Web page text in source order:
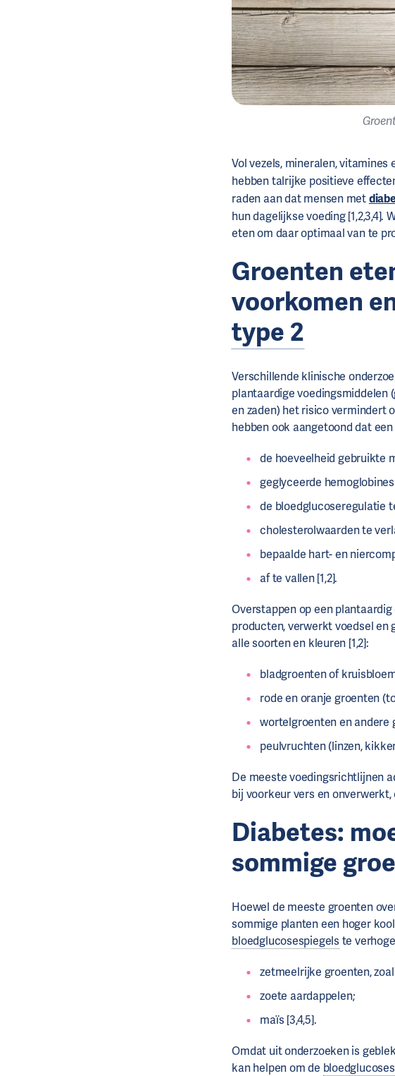
Vol vezels, mineralen,
hebben talrijke positieve
raden aan dat mensen met
hun dagelijkse voeding [1,2,3,4].
eten om daar optimaal van te
Groenten
voorkomen
type 2
Verschillende klinische
plantaardige voedingsmiddelen
en zaden) het risico vermindert
hebben ook aangetoond dat
de hoeveelheid gebruikte
geglyceerde
de bloedglucoseregulatie
cholesterolwaarden te
bepaalde hart- en
af te vallen [1,2].
Overstappen op een
producten, verwerkt voedsel en
alle soorten en kleuren [1,2]:
bladgroenten of
rode en oranje groenten
wortelgroenten en andere
peulvruchten (linzen,
De meeste voedingsrichtlijnen
bij voorkeur vers en
Diabetes:
sommige
Hoewel de meeste groenten
sommige planten een hoger
bloedglucosespiegels te
zetmeelrijke groenten,
zoete aardappelen;
maïs [3,4,5].
Omdat uit onderzoeken is
kan helpen om de